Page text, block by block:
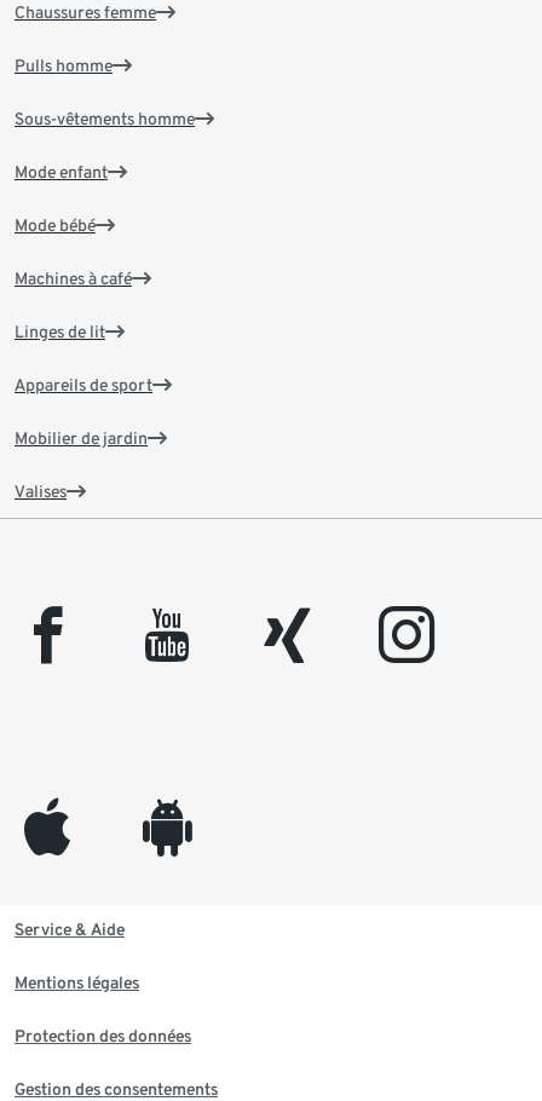
Chaussures femme
Pulls homme
Sous-vêtements homme
Mode enfant
Mode bébé
Machines à café
Linges de lit
Appareils de sport
Mobilier de jardin
Valises
facebook youtube xing instagram
appleinc android
Service & Aide
Mentions légales
Protection des données
Gestion des consentements